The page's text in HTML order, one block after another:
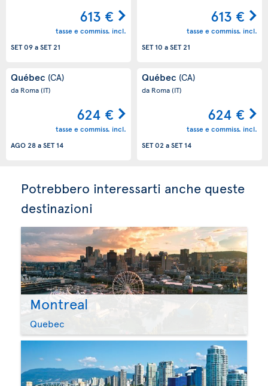
613 €
tasse e commiss. incl.
SET 09aSET 21
613 €
tasse e commiss. incl.
SET 10 aSET 21
Québec (CA)
da Roma(IT)
624 €
tasse e commiss. incl.
AGO 28aSET 14
Québec (CA)
da Roma(IT)
624 €
tasse e commiss. incl.
SET 02 aSET 14
Potrebbero interessarti anche queste
destinazioni
Montreal
Quebec